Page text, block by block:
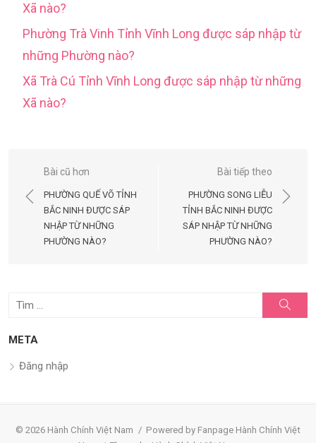
Xã nào?
Phường Trà Vinh Tỉnh Vĩnh Long được sáp nhập từ
những Phường nào?
Xã Trà Cú Tỉnh Vĩnh Long được sáp nhập từ những
Xã nào?
Điều
hướng
viết
Bài cũ hơn
PHƯỜNG QUẾ VÕ TỈNH
BẮC NINH ĐƯỢC SÁP
NHẬP TỪ NHỮNG
PHƯỜNG NÀO?
Bài tiếp theo
PHƯỜNG SONG LIỄU
TỈNH BẮC NINH ĐƯỢC
SÁP NHẬP TỪ NHỮNG
PHƯỜNG NÀO?
Tìm
quả
kiếm
META
Đăng nhập
© 2026 Hành Chính Việt Nam / Powered by Fanpage Hành Chính Việt